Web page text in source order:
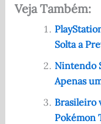
c
e
o
k
d
di
t
at
s
A
p
p
Veja Também:
Solta a
Nintendo
Apenas
Brasileiro
Pokémon